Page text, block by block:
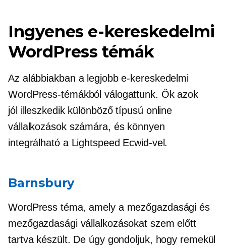
Ingyenes e-kereskedelmi
WordPress témák
Az alábbiakban a legjobb e-kereskedelmi
WordPress-témákból válogattunk. Ők azok
jól illeszkedikkülönböző típusú online
vállalkozások számára, és könnyen
integrálható a Lightspeed Ecwid-vel.
Barnsbury
WordPress téma, amely a mezőgazdasági és
mezőgazdasági vállalkozásokat szem előtt
tartva készült. De úgy gondoljuk, hogy remekül